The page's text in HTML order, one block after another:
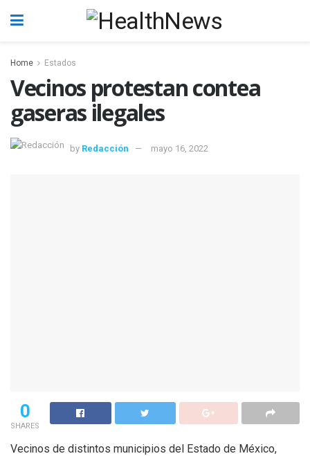
Home Estados
Vecinos protestan contea
gaseras ilegales
by Redacción mayo 16, 2022
0
SHARES
Vecinos de distintos municipios del Estado de México,